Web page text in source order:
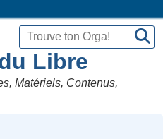
Libre
Matériels, Contenus,